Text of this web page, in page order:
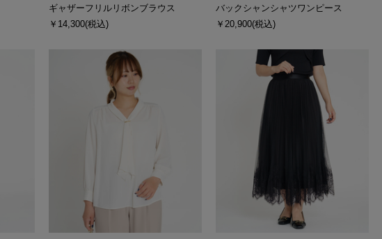
ギャザーフリルリボンブラウス
￥14,300(税込)
バックシャンシャツワンピース
￥20,900(税込)